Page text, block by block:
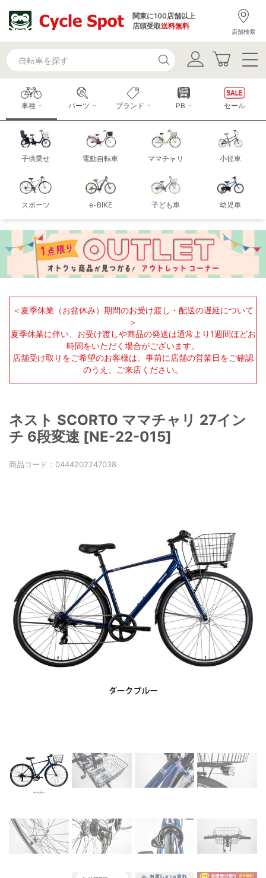
関東に100店舗以上
店頭受取送料無料
店舗検索
車種
子供乗せ 電動自転車 ママチャリ 小径車
スポーツ e-BIKE 子ども車 幼児車
パーツ ブランド PB セール
＜夏季休業（お盆休み）期間のお受け渡し・配送の遅延について
＞
夏季休業に伴い、お受け渡しや商品の発送は通常より1週間ほどお
時間をいただく場合がございます。
店舗受け取りをご希望のお客様は、事前に店舗の営業日をご確認
のうえ、ご来店ください。
ネスト SCORTO ママチャリ 27イン
チ 6段変速 [NE-22-015]
商品コード： 0444202247038